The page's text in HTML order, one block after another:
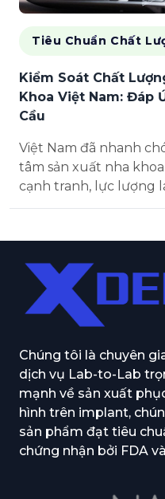
Tiêu Chuẩn Chất
Kiểm Soát Chất
Khoa Việt Nam: Đáp
Cầu
Việt Nam đã nhanh
tâm sản xuất nha
cạnh tranh, lực lượng
tuân thủ các tiêu
Chúng tôi là chuyên
dịch vụ Lab-to-Lab
mạnh về sản xuất
hình trên implant,
sản phẩm đạt tiêu
chứng nhận bởi FDA